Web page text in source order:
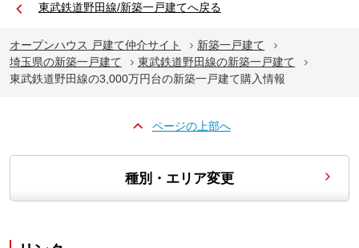
東武鉄道野田線/新築一戸建てへ戻る
オープンハウス 戸建て仲介サイト
新築一戸建て
埼玉県の新築一戸建て
東武鉄道野田線の新築一戸建て
東武鉄道野田線の3,000万円台の新築一戸建て購入情報
ページの上部へ
種別・エリア変更